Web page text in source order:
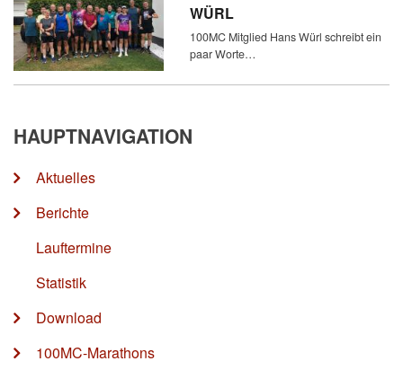
WÜRL
100MC Mitglied Hans Würl schreibt ein
paar Worte…
HAUPTNAVIGATION
Aktuelles
Berichte
Lauftermine
Statistik
Download
100MC-Marathons